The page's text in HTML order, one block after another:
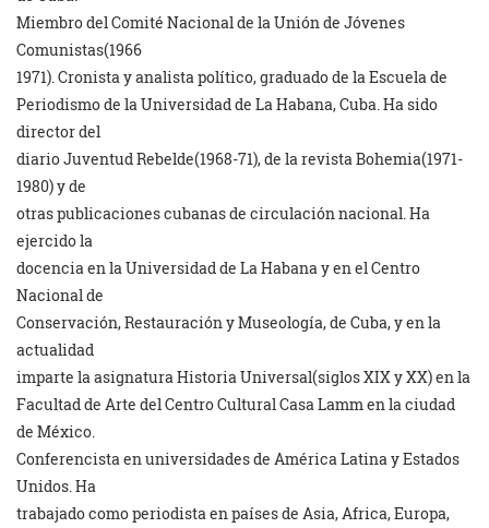
Miembro del Comité Nacional de la Unión de Jóvenes
Comunistas(1966
1971). Cronista y analista político, graduado de la Escuela de
Periodismo de la Universidad de La Habana, Cuba. Ha sido
director del
diario Juventud Rebelde(1968-71), de la revista Bohemia(1971-
1980) y de
otras publicaciones cubanas de circulación nacional. Ha
ejercido la
docencia en la Universidad de La Habana y en el Centro
Nacional de
Conservación, Restauración y Museología, de Cuba, y en la
actualidad
imparte la asignatura Historia Universal(siglos XIX y XX) en la
Facultad de Arte del Centro Cultural Casa Lamm en la ciudad
de México.
Conferencista en universidades de América Latina y Estados
Unidos. Ha
trabajado como periodista en países de Asia, Africa, Europa,